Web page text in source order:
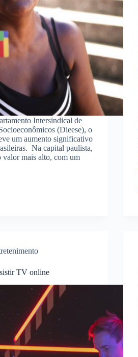
Intersindical de
(Dieese), o
um aumento significativo
Na capital paulista,
mais alto, com um
TV online